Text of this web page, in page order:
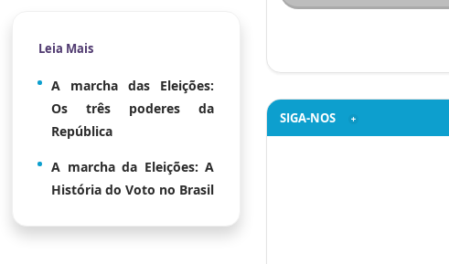
Leia Mais
A marcha das Eleições:
Os três poderes da
República
A marcha da Eleições: A
História do Voto no Brasil
SIGA-NOS